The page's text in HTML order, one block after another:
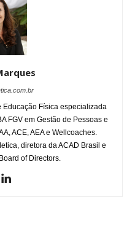
Educação Física especializada
FGV em Gestão de Pessoas e
ACE, AEA e Wellcoaches.
diretora da ACAD Brasil e
of Directors.